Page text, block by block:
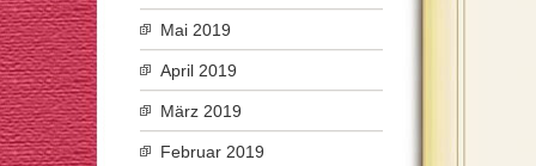
Mai 2019
April 2019
März 2019
Februar 2019